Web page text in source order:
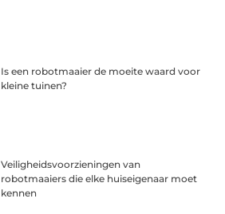
Is een robotmaaier de moeite waard voor
kleine tuinen?
Veiligheidsvoorzieningen van
robotmaaiers die elke huiseigenaar moet
kennen